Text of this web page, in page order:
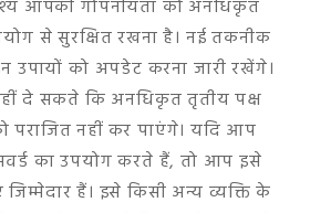
आपकी गोपनीयता को अनधिकृत
से सुरक्षित रखना है। नई तकनीक
उपायों को अपडेट करना जारी रखेंगे।
दे सकते कि अनधिकृत तृतीय पक्ष
पराजित नहीं कर पाएंगे। यदि आप
का उपयोग करते हैं, तो आप इसे
हैं। इसे किसी अन्य व्यक्ति के